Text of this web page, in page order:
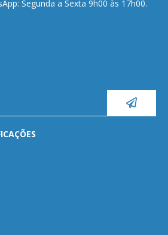
Segunda a Sexta 9h00 às 17h00.